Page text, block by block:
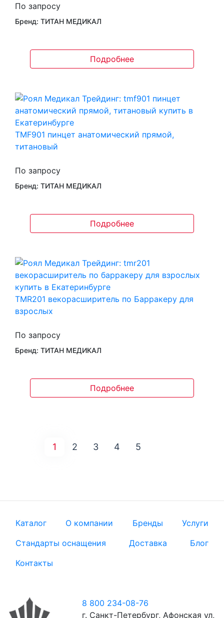
По запросу
Бренд: ТИТАН МЕДИКАЛ
Подробнее
TMF901 пинцет анатомический прямой,
титановый
По запросу
Бренд: ТИТАН МЕДИКАЛ
Подробнее
TMR201 векорасширитель по Барракеру для
взрослых
По запросу
Бренд: ТИТАН МЕДИКАЛ
Подробнее
1 2 3 4 5
Каталог О компании Бренды
Услуги
Стандарты оснащения
Доставка
Блог
Контакты
8 800 234-08-76
г. Санкт-Петербург, Афонская ул,